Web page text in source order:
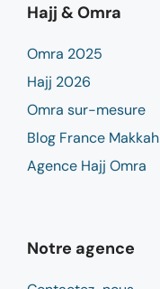
Hajj & Omra
Omra 2025
Hajj 2026
Omra sur-mesure
Blog France Makkah
Agence Hajj Omra
Notre agence